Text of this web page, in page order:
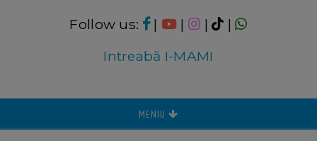
Follow us: | | |
|
Intreabă I-MAMI
MENIU